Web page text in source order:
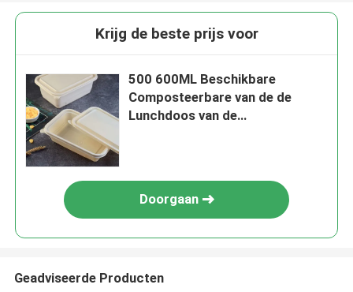
Krijg de beste prijs voor
500 600ML Beschikbare
Composteerbare van de de
Lunchdoos van de
Doorgaan
Geadviseerde Producten